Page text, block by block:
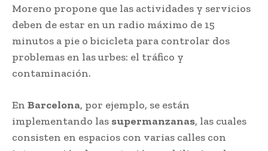
Moreno propone que las actividades y servicios
deben de estar en un radio máximo de 15
minutos a pie o bicicleta para controlar dos
problemas en las urbes: el tráfico y
contaminación.
En Barcelona, por ejemplo, se están
implementando las supermanzanas, las cuales
consisten en espacios con varias calles con